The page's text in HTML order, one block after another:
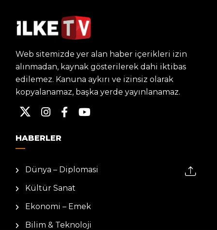
Web sitemizde yer alan haber içerikleri izin
alınmadan, kaynak gösterilerek dahi iktibas
edilemez. Kanuna aykırı ve izinsiz olarak
kopyalanamaz, başka yerde yayınlanamaz.
HABERLER
Dünya – Diplomasi
Kültür Sanat
Ekonomi – Emek
Bilim & Teknoloji